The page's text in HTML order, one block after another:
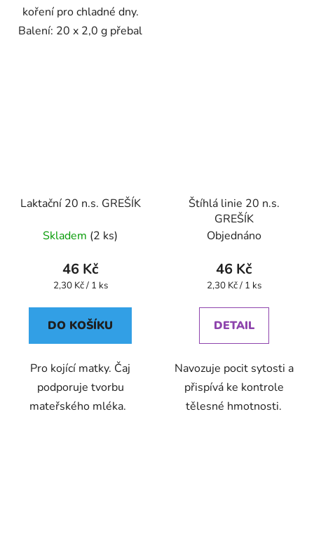
koření pro chladné dny.
Balení: 20 x 2,0 g přebal
Laktační 20 n.s. GREŠÍK
Skladem (2 ks)
46 Kč
Měrná
2,30 Kč / 1 ks
DO KOŠÍKU
Pro kojící matky. Čaj
podporuje tvorbu
mateřského mléka.
Štíhlá linie 20 n.s.
GREŠÍK
Objednáno
46 Kč
Měrná
2,30 Kč / 1 ks
DETAIL
Navozuje pocit sytosti a
přispívá ke kontrole
tělesné hmotnosti.